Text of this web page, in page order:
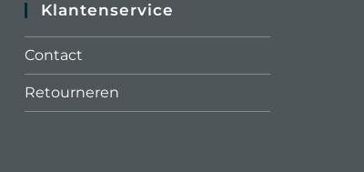
Klantenservice
Contact
Retourneren